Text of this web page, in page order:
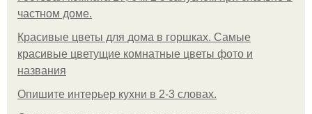
частном доме.
Красивые цветы для дома в горшках. Самые
красивые цветущие комнатные цветы фото и
названия
Опишите интерьер кухни в 2-3 словах.